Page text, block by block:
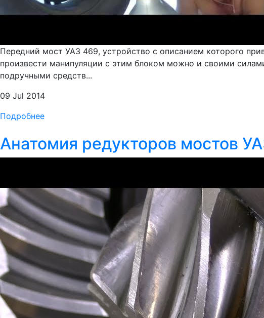
Передний мост УАЗ 469, устройство с описанием которого
произвести манипуляции с этим блоком можно и своими
подручными средств...
09 Jul 2014
Подробнее
Анатомия редукторов мостов